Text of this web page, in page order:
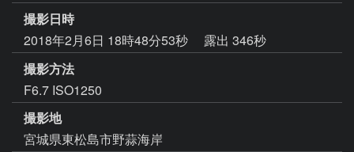
撮影日時
2018年2月6日 18時48分53秒
露出 346秒
撮影方法
F6.7 ISO1250
撮影地
宮城県東松島市野蒜海岸